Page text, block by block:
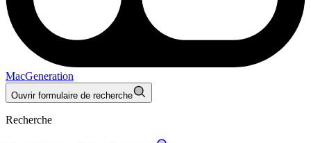
MacGeneration
Ouvrir formulaire de recherche
Recherche